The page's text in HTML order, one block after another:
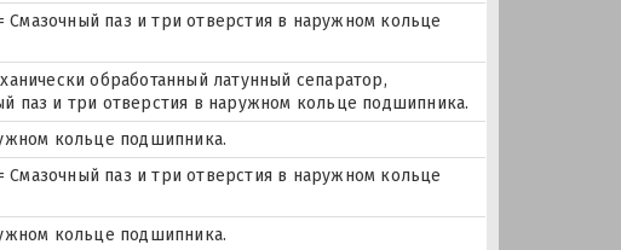
Смазочный паз и три отверстия в наружном кольце
обработанный латунный сепаратор,
паз и три отверстия в наружном кольце подшипника.
кольце подшипника.
Смазочный паз и три отверстия в наружном кольце
кольце подшипника.